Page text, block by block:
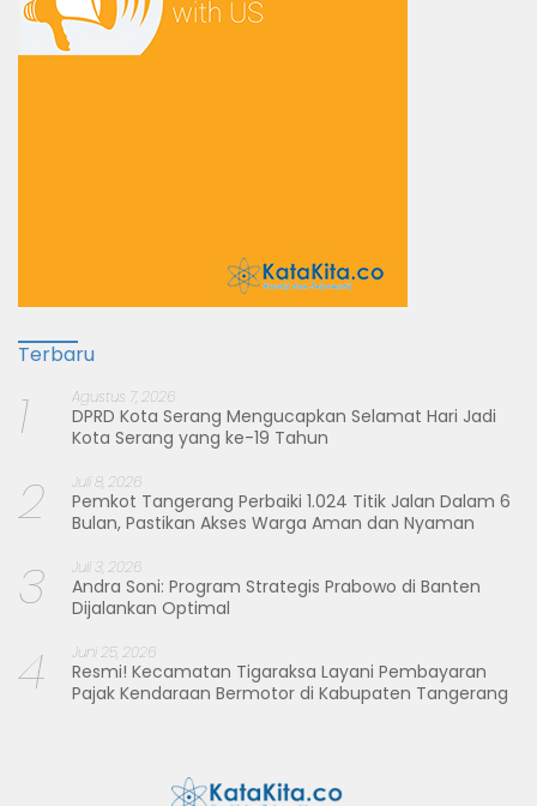
Terbaru
1 Agustus 7, 2026
DPRD Kota Serang Mengucapkan Selamat Hari Jadi
Kota Serang yang ke-19 Tahun
2 Juli 8, 2026
Pemkot Tangerang Perbaiki 1.024 Titik Jalan Dalam 6
Bulan, Pastikan Akses Warga Aman dan Nyaman
3 Juli 3, 2026
Andra Soni: Program Strategis Prabowo di Banten
Dijalankan Optimal
4 Juni 25, 2026
Resmi! Kecamatan Tigaraksa Layani Pembayaran
Pajak Kendaraan Bermotor di Kabupaten Tangerang